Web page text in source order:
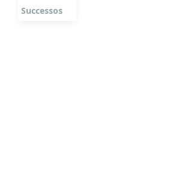
Successos